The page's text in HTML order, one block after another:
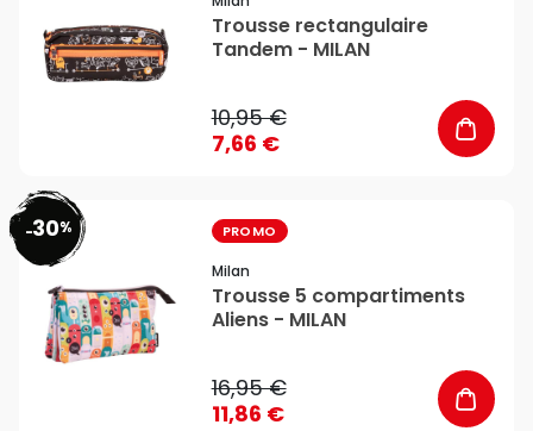
Trousse rectangulaire
Tandem - MILAN
10,95 €
7,66 €
-30% PROMO
Milan
Trousse 5 compartiments
Aliens - MILAN
16,95 €
11,86 €